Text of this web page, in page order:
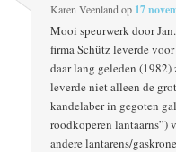
Karen Veenland op 17
Mooi speurwerk door
firma Schütz leverde
daar lang geleden
leverde niet alleen de
kandelaber in gegoten
roodkoperen lantaarns”)
andere lantarens/